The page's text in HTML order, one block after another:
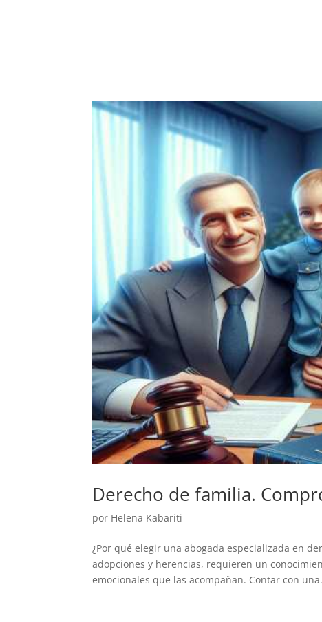
Derecho de familia.
por Helena Kabariti
¿Por qué elegir una abogada especializada en
adopciones y herencias, requieren un
emocionales que las acompañan. Contar con